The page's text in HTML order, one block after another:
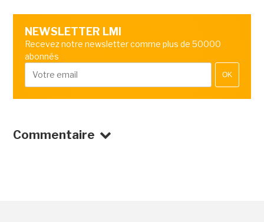
NEWSLETTER LMI
Recevez notre newsletter comme plus de 50000
abonnés
OK
Commentaire